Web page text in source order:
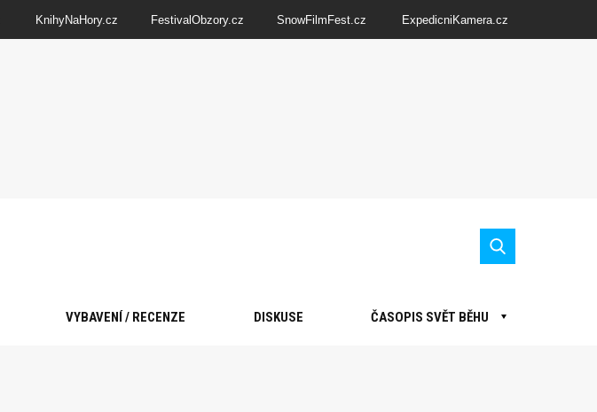
KnihyNaHory.cz FestivalObzory.cz SnowFilmFest.cz ExpedicniKamera.cz
VYBAVENÍ / RECENZE DISKUSE ČASOPIS SVĚT BĚHU